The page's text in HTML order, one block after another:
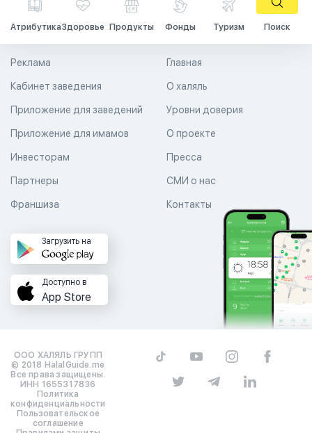
АтрибутикаЗдоровье Продукты Фонды Туризм Поиск
Главная
О халяль
Уровни доверия
Реклама
Кабинет заведения
Приложение для заведений
Приложение для имамов О проекте
Пресса
СМИ о нас
Контакты
Инвесторам
Партнеры
Франшиза
Загрузить на
Доступно в
App Store
ООО ХАЛЯЛЬ ГРУПП
© 2018 HalalGuide.me
Все права защищены.
ИНН 1655317836
Политика
конфиденциальности
Пользовательское
соглашение